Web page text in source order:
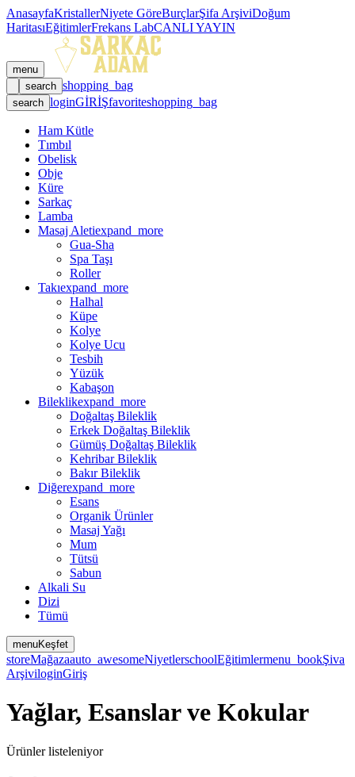
AnasayfaKristallerNiyete GöreBurçlarŞifa ArşiviDoğum
HaritasıEğitimlerFrekans LabCANLI YAYIN
menu
search shopping_bag
search loginGİRİŞfavoriteshopping_bag
Ham Kütle
Tımbıl
Obelisk
Obje
Küre
Sarkaç
Lamba
Masaj Aletiexpand_more
Gua-Sha
Spa Taşı
Roller
Takıexpand_more
Halhal
Küpe
Kolye
Kolye Ucu
Tesbih
Yüzük
Kabaşon
Bileklikexpand_more
Doğaltaş Bileklik
Erkek Doğaltaş Bileklik
Gümüş Doğaltaş Bileklik
Kehribar Bileklik
Bakır Bileklik
Diğerexpand_more
Esans
Organik Ürünler
Masaj Yağı
Mum
Tütsü
Sabun
Alkali Su
Dizi
Tümü
menuKeşfet
storeMağazaauto_awesomeNiyetlerschoolEğitimlermenu_bookŞiva
ArşiviloginGiriş
Yağlar, Esanslar ve Kokular
Ürünlerlisteleniyor